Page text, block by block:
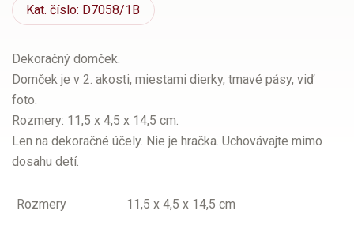
Kat. číslo: D7058/1B
Dekoračný domček.
Domček je v 2. akosti, miestami dierky, tmavé pásy, viď
foto.
Rozmery: 11,5 x 4,5 x 14,5 cm.
Len na dekoračné účely. Nie je hračka. Uchovávajte mimo
dosahu detí.
Rozmery 11,5 x 4,5 x 14,5 cm